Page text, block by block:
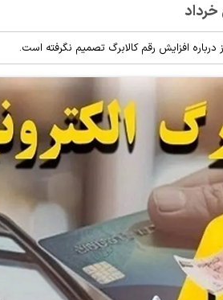
خرداد
درباره افزایش رقم کالابرگ تصمیم نگرفته است.